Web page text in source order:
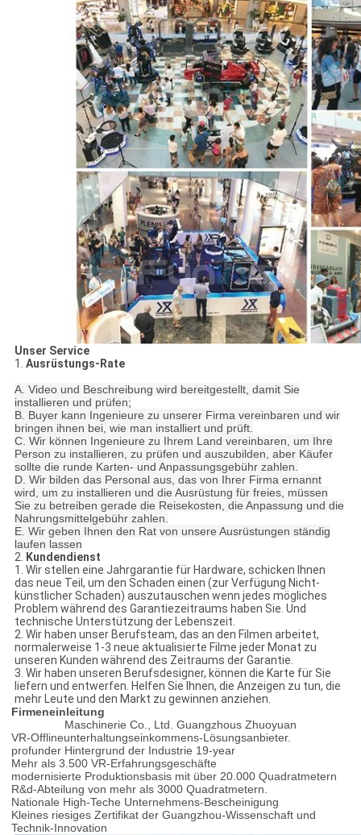
Unser Service
1. Ausrüstungs-Rate
A. Video und Beschreibung wird bereitgestellt, damit Sie
installieren und prüfen;
B. Buyer kann Ingenieure zu unserer Firma vereinbaren und wir
bringen ihnen bei, wie man installiert und prüft.
C. Wir können Ingenieure zu Ihrem Land vereinbaren, um Ihre
Person zu installieren, zu prüfen und auszubilden, aber Käufer
sollte die runde Karten- und Anpassungsgebühr zahlen.
D. Wir bilden das Personal aus, das von Ihrer Firma ernannt
wird, um zu installieren und die Ausrüstung für freies, müssen
Sie zu betreiben gerade die Reisekosten, die Anpassung und die
Nahrungsmittelgebühr zahlen.
E. Wir geben Ihnen den Rat von unsere Ausrüstungen ständig
laufen lassen
2.
Kundendienst
1. Wir stellen eine Jahrgarantie für Hardware, schicken Ihnen
das neue Teil, um den Schaden einen (zur Verfügung Nicht-
künstlicher Schaden) auszutauschen wenn jedes mögliches
Problem während des Garantiezeitraums haben Sie. Und
technische Unterstützung der Lebenszeit.
2. Wir haben unser Berufsteam, das an den Filmen arbeitet,
normalerweise 1-3 neue aktualisierte Filme jeder Monat zu
unseren Kunden während des Zeitraums der Garantie.
3. Wir haben unseren Berufsdesigner, können die Karte für Sie
liefern und entwerfen. Helfen Sie Ihnen, die Anzeigen zu tun, die
mehr Leute und den Markt zu gewinnen anziehen.
Firmeneinleitung
Maschinerie Co., Ltd. Guangzhous Zhuoyuan
VR-Offlineunterhaltungseinkommens-Lösungsanbieter.
profunder Hintergrund der Industrie 19-year
Mehr als 3.500 VR-Erfahrungsgeschäfte
modernisierte Produktionsbasis mit über 20.000 Quadratmetern
R&d-Abteilung von mehr als 3000 Quadratmetern.
Nationale High-Teche Unternehmens-Bescheinigung
Kleines riesiges Zertifikat der Guangzhou-Wissenschaft und
Technik-Innovation